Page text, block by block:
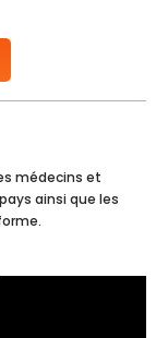
médecins et
ainsi que les